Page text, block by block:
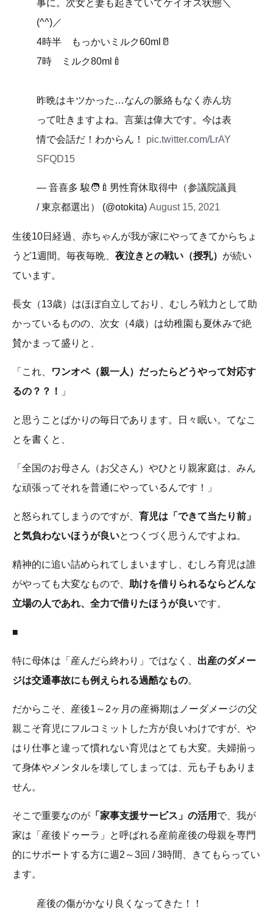
事に。次女と妻も起きていてケイオス状態＼
(^^)／
4時半 もっかいミルク60ml🥛
7時 ミルク80ml🍼
昨晩はキツかった…なんの脈絡もなく赤ん坊
って吐きますよね。言葉は偉大です。今は表
情で会話だ！わからん！ pic.twitter.com/LrAY
SFQD15
— 音喜多 駿🧑‍🍼男性育休取得中（参議院議員
/ 東京都選出） (@otokita) August 15, 2021
生後10日経過、赤ちゃんが我が家にやってきてからちょ
うど1週間。毎夜毎晩、 夜泣きとの戦い（授乳） が続い
ています。
長女（13歳）はほぼ自立しており、むしろ戦力として助
かっているものの、次女（4歳）は幼稚園も夏休みで絶
賛かまって盛りと、
「これ、
ワンオペ（親一人）だったらどうやって対応す
るの？？！
」
と思うことばかりの毎日であります。日々眠い。てなこ
とを書くと、
「全国のお母さん（お父さん）やひとり親家庭は、みん
な頑張ってそれを普通にやっているんです！」
と怒られてしまうのですが、 育児は「できて当たり前」
と気負わないほうが良いとつくづく思うんですよね。
精神的に追い詰められてしまいますし、むしろ育児は誰
がやっても大変なもので、 助けを借りられるならどんな
立場の人であれ、全力で借りたほうが良いです。
■
特に母体は「産んだら終わり」ではなく、 出産のダメー
ジは交通事故にも例えられる過酷なもの。
だからこそ、産後1～2ヶ月の産褥期はノーダメージの父
親こそ育児にフルコミットした方が良いわけですが、や
はり仕事と違って慣れない育児はとても大変。夫婦揃っ
て身体やメンタルを壊してしまっては、元も子もありま
せん。
そこで重要なのが 「家事支援サービス」の活用 で、我が
家は「産後ドゥーラ」と呼ばれる産前産後の母親を専門
的にサポートする方に週2～3回 / 3時間、きてもらってい
ます。
産後の傷がかなり良くなってきた！！